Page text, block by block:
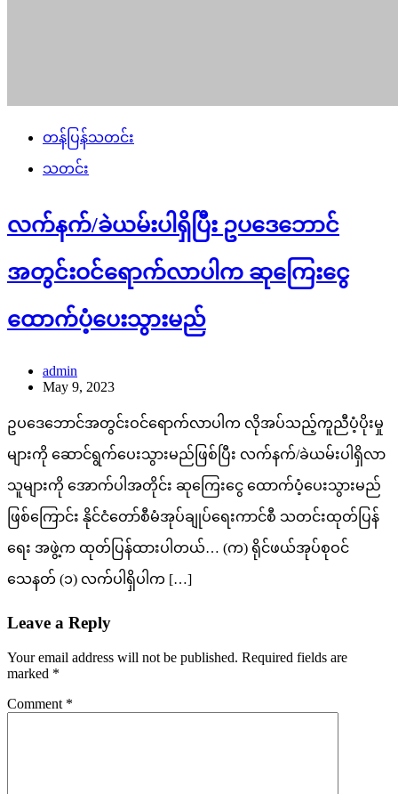
တန်ပြန်သတင်း
သတင်း
လက်နက်/ခဲယမ်းပါရှိပြီး ဥပဒေဘောင်
အတွင်းဝင်ရောက်လာပါက ဆုကြေးငွေ
ထောက်ပံ့ပေးသွားမည်
admin
May 9, 2023
ဥပဒေဘောင်အတွင်းဝင်ရောက်လာပါက လိုအပ်သည့်ကူညီပံ့ပိုးမှု
များကို ဆောင်ရွက်ပေးသွားမည်ဖြစ်ပြီး လက်နက်/ခဲယမ်းပါရှိလာ
သူများကို အောက်ပါအတိုင်း ဆုကြေးငွေ ထောက်ပံ့ပေးသွားမည်
ဖြစ်ကြောင်း နိုင်ငံတော်စီမံအုပ်ချုပ်ရေးကာင်စီ သတင်းထုတ်ပြန်
ရေး အဖွဲ့က ထုတ်ပြန်ထားပါတယ်… (က) ရိုင်ဖယ်အုပ်စုဝင်
သေနတ် (၁) လက်ပါရှိပါက […]
Leave a Reply
Your email address will not be published. Required fields are
marked *
Comment *